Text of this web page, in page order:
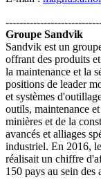
Groupe Sandvik
Sandvik est un
offrant des produits
la maintenance et la
positions de leader
et systèmes
outils, maintenance
minières et de la
avancés et alliages
industriel. En 2016,
réalisait un chiffre
150 pays au sein des